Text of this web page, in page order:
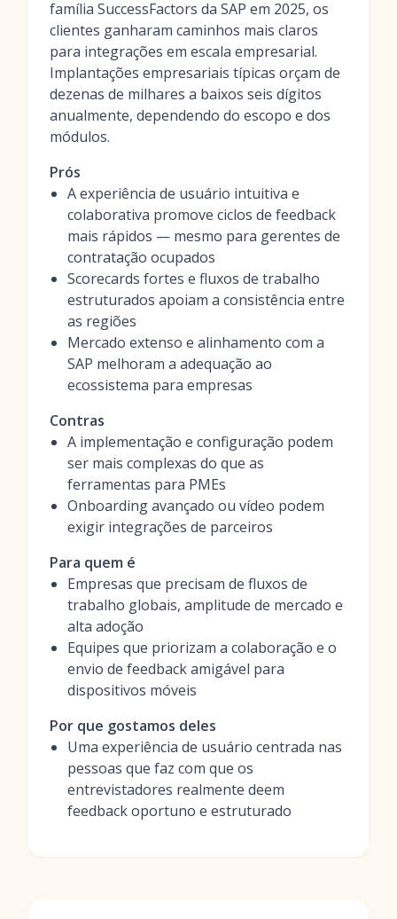
família SuccessFactors da SAP em 2025, os
clientes ganharam caminhos mais claros
para integrações em escala empresarial.
Implantações empresariais típicas orçam de
dezenas de milhares a baixos seis dígitos
anualmente, dependendo do escopo e dos
módulos.
Prós
A experiência de usuário intuitiva e
colaborativa promove ciclos de feedback
mais rápidos — mesmo para gerentes de
contratação ocupados
Scorecards fortes e fluxos de trabalho
estruturados apoiam a consistência entre
as regiões
Mercado extenso e alinhamento com a
SAP melhoram a adequação ao
ecossistema para empresas
Contras
A implementação e configuração podem
ser mais complexas do que as
ferramentas para PMEs
Onboarding avançado ou vídeo podem
exigir integrações de parceiros
Para quem é
Empresas que precisam de fluxos de
trabalho globais, amplitude de mercado e
alta adoção
Equipes que priorizam a colaboração e o
envio de feedback amigável para
dispositivos móveis
Por que gostamos deles
Uma experiência de usuário centrada nas
pessoas que faz com que os
entrevistadores realmente deem
feedback oportuno e estruturado